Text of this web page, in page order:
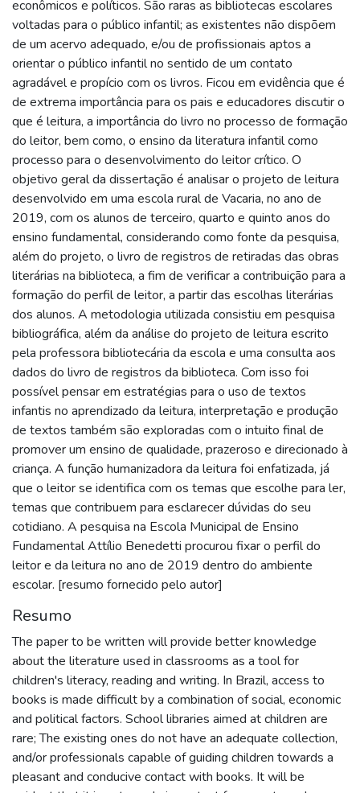
econômicos e políticos. São raras as bibliotecas escolares
voltadas para o público infantil; as existentes não dispõem
de um acervo adequado, e/ou de profissionais aptos a
orientar o público infantil no sentido de um contato
agradável e propício com os livros. Ficou em evidência que é
de extrema importância para os pais e educadores discutir o
que é leitura, a importância do livro no processo de formação
do leitor, bem como, o ensino da literatura infantil como
processo para o desenvolvimento do leitor crítico. O
objetivo geral da dissertação é analisar o projeto de leitura
desenvolvido em uma escola rural de Vacaria, no ano de
2019, com os alunos de terceiro, quarto e quinto anos do
ensino fundamental, considerando como fonte da pesquisa,
além do projeto, o livro de registros de retiradas das obras
literárias na biblioteca, a fim de verificar a contribuição para a
formação do perfil de leitor, a partir das escolhas literárias
dos alunos. A metodologia utilizada consistiu em pesquisa
bibliográfica, além da análise do projeto de leitura escrito
pela professora bibliotecária da escola e uma consulta aos
dados do livro de registros da biblioteca. Com isso foi
possível pensar em estratégias para o uso de textos
infantis no aprendizado da leitura, interpretação e produção
de textos também são exploradas com o intuito final de
promover um ensino de qualidade, prazeroso e direcionado à
criança. A função humanizadora da leitura foi enfatizada, já
que o leitor se identifica com os temas que escolhe para ler,
temas que contribuem para esclarecer dúvidas do seu
cotidiano. A pesquisa na Escola Municipal de Ensino
Fundamental Attílio Benedetti procurou fixar o perfil do
leitor e da leitura no ano de 2019 dentro do ambiente
escolar. [resumo fornecido pelo autor]
Resumo
The paper to be written will provide better knowledge
about the literature used in classrooms as a tool for
children's literacy, reading and writing. In Brazil, access to
books is made difficult by a combination of social, economic
and political factors. School libraries aimed at children are
rare; The existing ones do not have an adequate collection,
and/or professionals capable of guiding children towards a
pleasant and conducive contact with books. It will be